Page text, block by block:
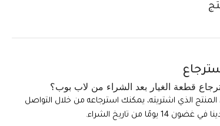
قطعة الغيار بعد الشراء من لاب بوب؟
المنتج الذي اشتريته، يمكنك استرجاعه من خلال التواصل
يومًا من تاريخ الشراء.